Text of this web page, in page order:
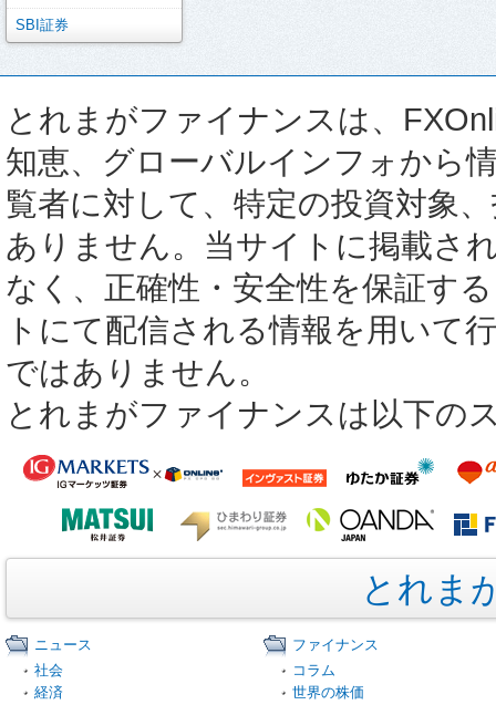
SBI証券
とれまがファイナンスは、
知恵、グローバルインフォから
覧者に対して、特定の投資対象
ありません。当サイトに掲載さ
なく、正確性・安全性を保証す
トにて配信される情報を用いて
ではありません。
とれまがファイナンスは以下の
とれま
ニュース
社会
経済
ファイナンス
コラム
世界の株価